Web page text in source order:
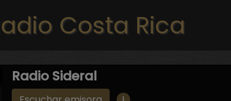
Costa Rica
Radio Sideral